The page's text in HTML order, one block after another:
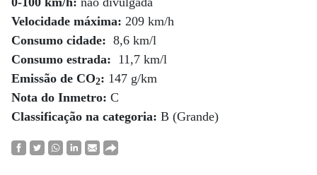
Velocidade máxima: 209 km/h
Consumo cidade: 8,6 km/l
Consumo estrada: 11,7 km/l
Emissão de CO2: 147 g/km
Nota do Inmetro: C
Classificação na categoria: B (Grande)